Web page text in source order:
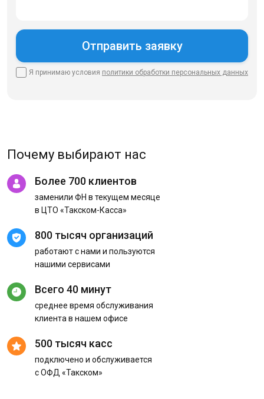
Я принимаю условия политики обработки персональных данных
Почему выбирают нас
Более 700 клиентов
заменили ФН в текущем месяце
в ЦТО «Такском-Касса»
800 тысяч организаций
работают с нами и пользуются
нашими сервисами
Всего 40 минут
среднее время обслуживания
клиента в нашем офисе
500 тысяч касс
подключено и обслуживается
с ОФД «Такском»